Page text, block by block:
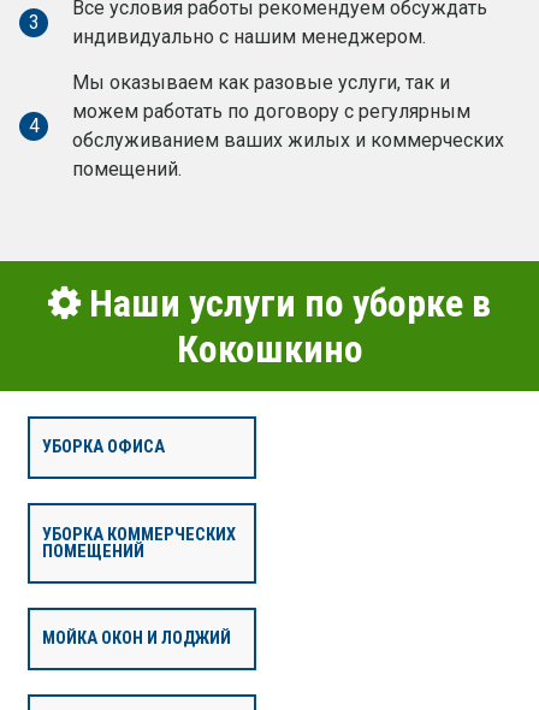
3
Все условия работы рекомендуем обсуждать
индивидуально с нашим менеджером.
4
Мы оказываем как разовые услуги, так и
можем работать по договору с регулярным
обслуживанием ваших жилых и коммерческих
помещений.
Наши услуги по уборке в
Кокошкино
УБОРКА ОФИСА
УБОРКА КОММЕРЧЕСКИХ
ПОМЕЩЕНИЙ
МОЙКА ОКОН И ЛОДЖИЙ